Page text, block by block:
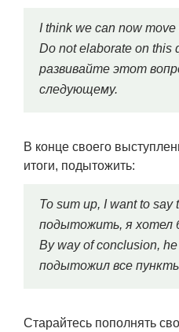
I think we can now
Do not elaborate on this
развивайте этот
следующему.
В конце своего
итоги, подытожить:
To sum up, I want to
подытожить, я хотел
By way of conclusion,
подытожил все
Старайтесь пополнять